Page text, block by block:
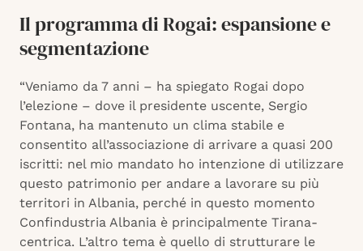
Il programma di Rogai: espansione e
segmentazione
“Veniamo da 7 anni – ha spiegato Rogai dopo
l’elezione – dove il presidente uscente, Sergio
Fontana, ha mantenuto un clima stabile e
consentito all’associazione di arrivare a quasi 200
iscritti: nel mio mandato ho intenzione di utilizzare
questo patrimonio per andare a lavorare su più
territori in Albania, perché in questo momento
Confindustria Albania è principalmente Tirana-
centrica. L’altro tema è quello di strutturare le